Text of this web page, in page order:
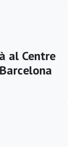
al Centre